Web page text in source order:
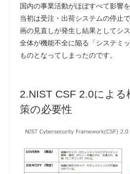
国内の事業活動がほぼすべて影響を
当初は受注・出荷システムの停止
画の見直しが発生し結果としてシ
全体が機能不全に陥る「システミ
ものとなってしまったのです。
2.NIST CSF 2.0による
策の必要性